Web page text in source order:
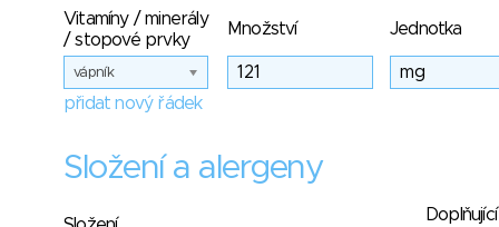
Vitamíny / minerály
/ stopové prvky
Množství Jednotka
vápník
přidat nový řádek
Složení a alergeny
Doplňující